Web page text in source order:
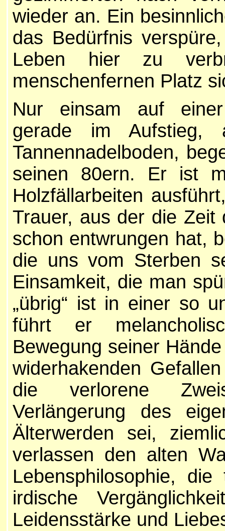
wieder an. Ein
das Bedürfnis
Leben hier zu
menschenfernen Platz
Nur einsam auf einer
gerade im Aufstieg,
Tannennadelboden,
seinen 80ern. Er ist
Holzfällarbeiten
Trauer, aus der die Zeit
schon entwrungen hat,
die uns vom Sterben
Einsamkeit, die man
„übrig“ ist in einer so
führt er
Bewegung seiner
widerhakenden
die verlorene
Verlängerung des
Älterwerden sei,
verlassen den alten
Lebensphilosophie,
irdische
Leidensstärke und